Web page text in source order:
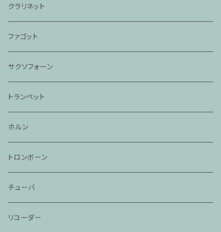
クラリネット
ファゴット
サクソフォーン
トランペット
ホルン
トロンボーン
チューバ
リコーダー